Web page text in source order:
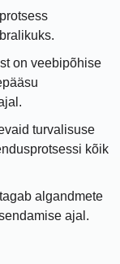
on veebipõhise
turvalisuse
kõik
algandmete
ajal.